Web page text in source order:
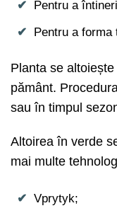
Pentru a
Pentru a forma
Planta se
pământ.
sau în timpul
Altoirea în verde
mai multe
Vprytyk;